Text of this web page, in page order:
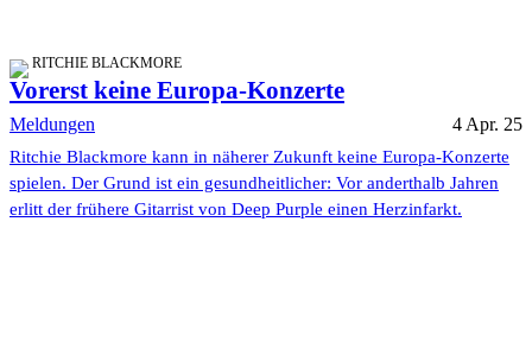
RITCHIE BLACKMORE
Vorerst keine Europa-Konzerte
Meldungen 4 Apr. 25
Ritchie Blackmore kann in näherer Zukunft keine Europa-Konzerte
spielen. Der Grund ist ein gesundheitlicher: Vor anderthalb Jahren
erlitt der frühere Gitarrist von Deep Purple einen Herzinfarkt.